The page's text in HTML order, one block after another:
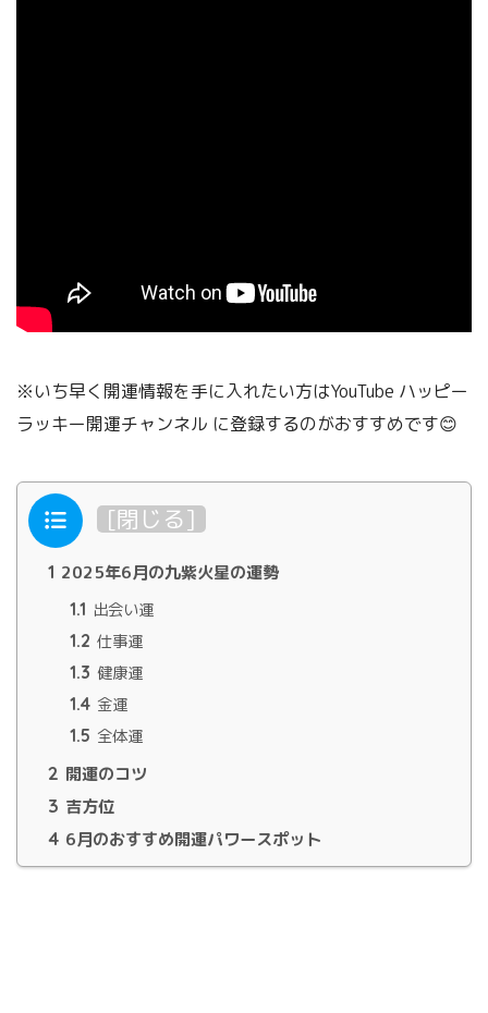
※いち早く開運情報を手に入れたい方はYouTube ハッピー
ラッキー開運チャンネル に登録するのがおすすめです😊
目次 [閉じる]
1 2025年6月の九紫火星の運勢
1.1 出会い運
1.2 仕事運
1.3 健康運
1.4 金運
1.5 全体運
2 開運のコツ
3 吉方位
4 6月のおすすめ開運パワースポット